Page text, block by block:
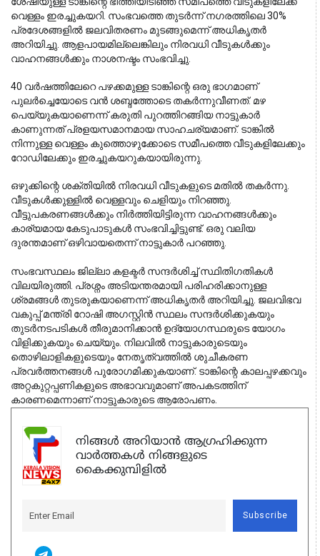
വെള്ളം ഇരച്ചുകയറി. സംഭവത്തെ തുടർന്ന് നഗരത്തിലെ 30%
പ്രദേശങ്ങളിൽ ജലവിതരണം മുടങ്ങുമെന്ന് അധികൃതർ
അറിയിച്ചു. ആളപായമില്ലെങ്കിലും നിരവധി വീടുകൾക്കും
വാഹനങ്ങൾക്കും നാശനഷ്ടം സംഭവിച്ചു.
40 വർഷത്തിലേറെ പഴക്കമുള്ള ടാങ്കിന്റെ ഒരു ഭാഗമാണ്
പുലർച്ചെയോടെ വൻ ശബ്ദത്തോടെ തകർന്നുവീണത്. മഴ
പെയ്യുകയാണെന്ന് കരുതി പുറത്തിറങ്ങിയ നാട്ടുകാർ
കാണുന്നത് പ്രളയസമാനമായ സാഹചര്യമാണ്. ടാങ്കിൽ
നിന്നുള്ള വെള്ളം കുത്തൊഴുക്കോടെ സമീപത്തെ വീടുകളിലേക്കും
റോഡിലേക്കും ഇരച്ചുകയറുകയായിരുന്നു.
ഒഴുക്കിന്റെ ശക്തിയിൽ നിരവധി വീടുകളുടെ മതിൽ തകർന്നു.
വീടുകൾക്കുള്ളിൽ വെള്ളവും ചെളിയും നിറഞ്ഞു.
വീട്ടുപകരണങ്ങൾക്കും നിർത്തിയിട്ടിരുന്ന വാഹനങ്ങൾക്കും
കാര്യമായ കേടുപാടുകൾ സംഭവിച്ചിട്ടുണ്ട്. ഒരു വലിയ
ദുരന്തമാണ് ഒഴിവായതെന്ന് നാട്ടുകാർ പറഞ്ഞു.
സംഭവസ്ഥലം ജില്ലാ കളക്ടർ സന്ദർശിച്ച് സ്ഥിതിഗതികൾ
വിലയിരുത്തി. പ്രശ്നം അടിയന്തരമായി പരിഹരിക്കാനുള്ള
ശ്രമങ്ങൾ തുടരുകയാണെന്ന് അധികൃതർ അറിയിച്ചു. ജലവിഭവ
വകുപ്പ് മന്ത്രി റോഷി അഗസ്റ്റിൻ സ്ഥലം സന്ദർശിക്കുകയും
തുടർനടപടികൾ തീരുമാനിക്കാൻ ഉദ്യോഗസ്ഥരുടെ യോഗം
വിളിക്കുകയും ചെയ്യും. നിലവിൽ നാട്ടുകാരുടെയും
തൊഴിലാളികളുടെയും നേതൃത്വത്തിൽ ശുചീകരണ
പ്രവർത്തനങ്ങൾ പുരോഗമിക്കുകയാണ്. ടാങ്കിന്റെ കാലപ്പഴക്കവും
അറ്റകുറ്റപ്പണികളുടെ അഭാവവുമാണ് അപകടത്തിന്
കാരണമെന്നാണ് നാട്ടുകാരുടെ ആരോപണം.
നിങ്ങൾ അറിയാൻ ആഗ്രഹിക്കുന്ന
വാർത്തകൾ നിങ്ങളുടെ
കൈക്കുമ്പിളിൽ
Subscribe